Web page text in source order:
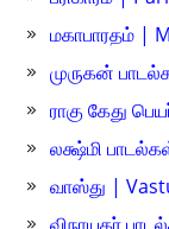
மகாபாரதம் |
முருகன்
ராகு கேது
லக்ஷ்மி
வாஸ்து |